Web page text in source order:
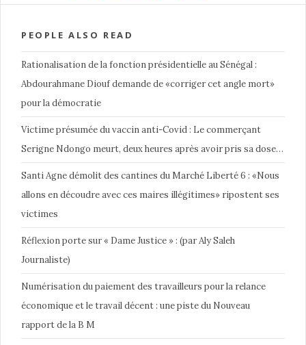
PEOPLE ALSO READ
Rationalisation de la fonction présidentielle au Sénégal :
Abdourahmane Diouf demande de «corriger cet angle mort»
pour la démocratie
Victime présumée du vaccin anti-Covid : Le commerçant
Serigne Ndongo meurt, deux heures après avoir pris sa dose…
Santi Agne démolit des cantines du Marché Liberté 6 : «Nous
allons en découdre avec ces maires illégitimes» ripostent ses
victimes
Réflexion porte sur « Dame Justice » : (par Aly Saleh
Journaliste)
Numérisation du paiement des travailleurs pour la relance
économique et le travail décent : une piste du Nouveau
rapport de la B M